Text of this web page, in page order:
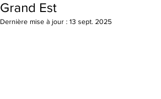
Grand Est
Dernière mise à jour : 13 sept. 2025